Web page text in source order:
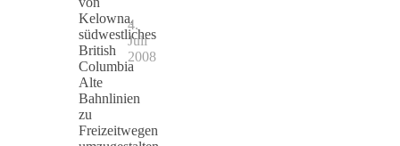
Kelowna,
südwestliches
British
Columbia
Alte
Bahnlinien
zu
Freizeitwegen
4.
Juli
2008